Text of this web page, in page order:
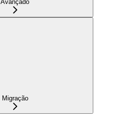
Avançado
Migração